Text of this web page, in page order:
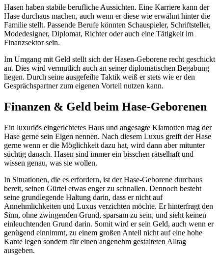
Hasen haben stabile berufliche Aussichten. Eine Karriere kann der
Hase durchaus machen, auch wenn er diese wie erwähnt hinter die
Familie stellt. Passende Berufe könnten Schauspieler, Schriftsteller,
Modedesigner, Diplomat, Richter oder auch eine Tätigkeit im
Finanzsektor sein.
Im Umgang mit Geld stellt sich der Hasen-Geborene recht geschickt
an. Dies wird vermutlich auch an seiner diplomatischen Begabung
liegen. Durch seine ausgefeilte Taktik weiß er stets wie er den
Gesprächspartner zum eigenen Vorteil nutzen kann.
Finanzen & Geld beim Hase-Geborenen
Ein luxuriös eingerichtetes Haus und angesagte Klamotten mag der
Hase gerne sein Eigen nennen. Nach diesem Luxus greift der Hase
gerne wenn er die Möglichkeit dazu hat, wird dann aber mitunter
süchtig danach. Hasen sind immer ein bisschen rätselhaft und
wissen genau, was sie wollen.
In Situationen, die es erfordern, ist der Hase-Geborene durchaus
bereit, seinen Gürtel etwas enger zu schnallen. Dennoch besteht
seine grundlegende Haltung darin, dass er nicht auf
Annehmlichkeiten und Luxus verzichten möchte. Er hinterfragt den
Sinn, ohne zwingenden Grund, sparsam zu sein, und sieht keinen
einleuchtenden Grund darin. Somit wird er sein Geld, auch wenn er
genügend einnimmt, zu einem großen Anteil nicht auf eine hohe
Kante legen sondern für einen angenehm gestalteten Alltag
ausgeben.